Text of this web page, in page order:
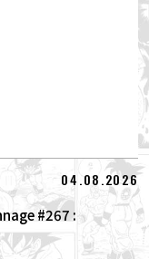
04.08.2026
#267 :